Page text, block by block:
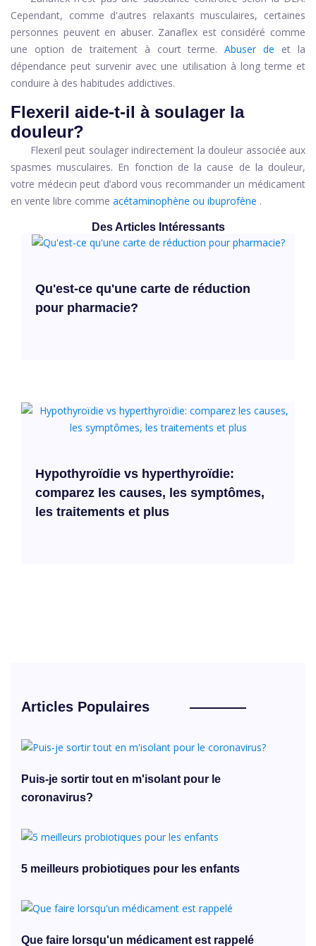
Cependant, comme d'autres relaxants musculaires, certaines
personnes peuvent en abuser. Zanaflex est considéré comme
une option de traitement à court terme.Abuser de et la
dépendance peut survenir avec une utilisation à long terme et
conduire à des habitudes addictives.
Flexeril aide-t-il à soulager la
douleur?
Flexeril peut soulager indirectement la douleur associée aux
spasmes musculaires. En fonction de la cause de la douleur,
votre médecin peut d’abord vous recommander un médicament
en vente libre comme acétaminophène ou ibuprofène .
Des Articles Intéressants
Qu'est-ce qu'une carte de réduction
pour pharmacie?
Hypothyroïdie vs hyperthyroïdie:
comparez les causes, les symptômes,
les traitements et plus
Articles Populaires
Puis-je sortir tout en m'isolant pour le
coronavirus?
5 meilleurs probiotiques pour les enfants
Que faire lorsqu'un médicament est rappelé